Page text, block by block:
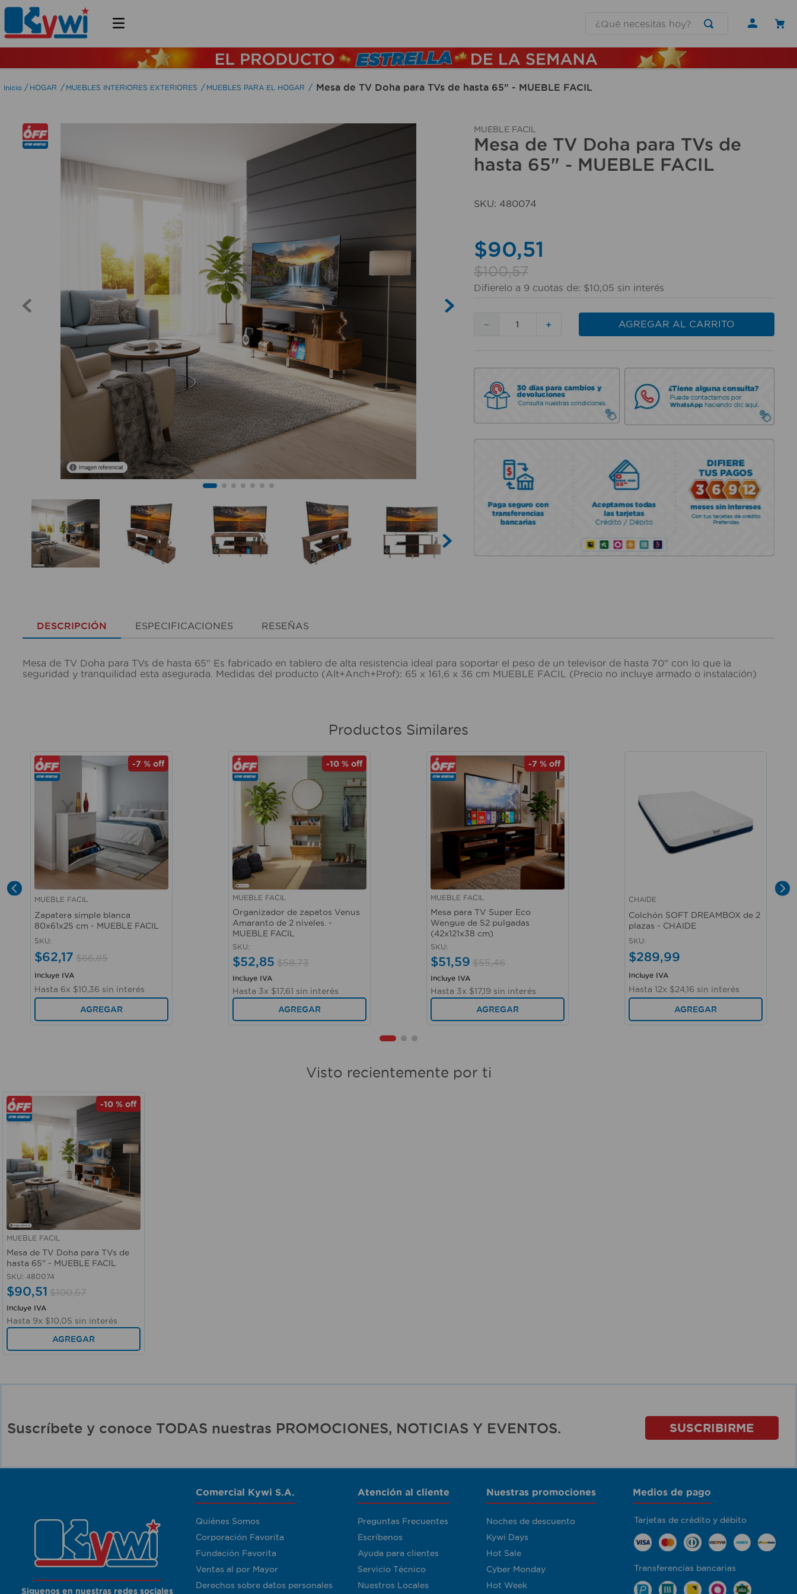
HOGAR MUEBLES INTERIORES EXTERIORES MUEBLES PARA EL HOGAR Mesa de TV Doha para TVs de hasta 65" - MUEBLE FACIL
MUEBLE FACIL
Mesa de TV Doha para TVs de
hasta 65" - MUEBLE FACIL
SKU: 480074
$90,51
$100,57
Difierelo a 9cuotas de: $10,05 sin interés
＋
－ AGREGAR AL CARRITO
DESCRIPCIÓN ESPECIFICACIONES RESEÑAS
Mesa de TV Doha para TVs de hasta 65" Es fabricado en tablero de alta resistencia ideal para soportar el peso de un televisor de hasta 70" con lo que la
seguridad y tranquilidad esta asegurada. Medidas del producto (Alt+Anch+Prof): 65 x 161,6 x 36 cm MUEBLE FACIL (Precio no incluye armado o instalación)
Productos Similares
-7 % off
Vista rápida
MUEBLE FACIL
Zapatera simple blanca
80x61x25 cm - MUEBLE FACIL
SKU:
$62,17 $66,85
Incluye IVA
Hasta 6x $10,36 sin interés
AGREGAR
-10 % off
MUEBLE FACIL
Organizador de zapatos Venus
Amaranto de 2 niveles. -
MUEBLE FACIL
SKU:
$52,85 $58,73
Incluye IVA
Hasta 3x $17,61 sin interés
AGREGAR
-7 % off
MUEBLE FACIL
Mesa para TV Super Eco
Wengue de 52 pulgadas
(42x121x38 cm)
SKU:
$51,59 $55,46
Incluye IVA
Hasta 3x $17,19 sin interés
AGREGAR
Vista rápida
CHAIDE
Colchón SOFT DREAMBOX de 2
plazas - CHAIDE
SKU:
$289,99
Incluye IVA
Hasta 12x $24,16 sin interés
AGREGAR
Visto recientemente por ti
-10 % off
MUEBLE FACIL
Mesa de TV Doha para TVs de
hasta 65" - MUEBLE FACIL
SKU: 480074
$90,51 $100,57
Incluye IVA
Hasta 9x $10,05 sin interés
AGREGAR
Suscríbete y conoce TODAS nuestras PROMOCIONES, NOTICIAS Y EVENTOS. SUSCRIBIRME
Siguenos en nuestras redes sociales
Comercial Kywi S.A.
Quiénes Somos
Corporación Favorita
Fundación Favorita
Ventas al por Mayor
Derechos sobre datos personales
Atención al cliente
Preguntas Frecuentes
Escríbenos
Ayuda para clientes
Servicio Técnico
Nuestros Locales
Nuestras promociones
Noches de descuento
Kywi Days
Hot Sale
Cyber Monday
Hot Week
Medios de pago
Tarjetas de crédito y débito
Transferencias bancarias
TÉRMINOS MÁS BUSCADOS
1.
lamparas
2.
ducha
4
6.
escritorio
cerradura
aspiradora
taladro